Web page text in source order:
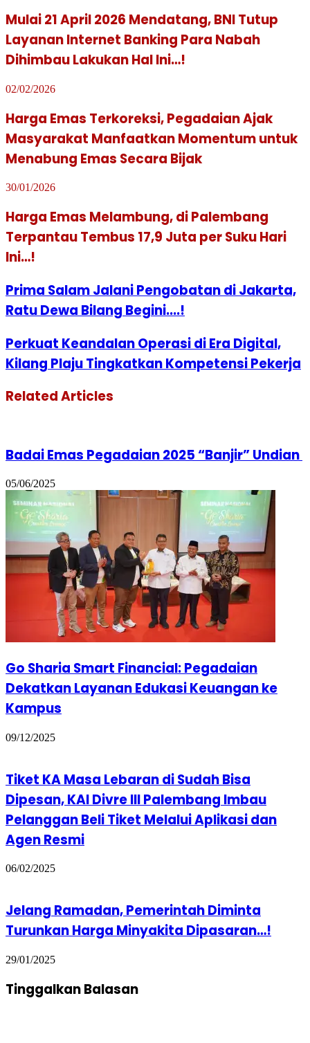
Mulai 21 April 2026 Mendatang, BNI Tutup
Layanan Internet Banking Para Nabah
Dihimbau Lakukan Hal Ini…!
02/02/2026
Harga Emas Terkoreksi, Pegadaian Ajak
Masyarakat Manfaatkan Momentum untuk
Menabung Emas Secara Bijak
30/01/2026
Harga Emas Melambung, di Palembang
Terpantau Tembus 17,9 Juta per Suku Hari
Ini…!
Prima Salam Jalani Pengobatan di Jakarta,
Ratu Dewa Bilang Begini....!
Perkuat Keandalan Operasi di Era Digital,
Kilang Plaju Tingkatkan Kompetensi Pekerja
Related Articles
Badai Emas Pegadaian 2025 “Banjir” Undian
05/06/2025
Go Sharia Smart Financial: Pegadaian
Dekatkan Layanan Edukasi Keuangan ke
Kampus
09/12/2025
Tiket KA Masa Lebaran di Sudah Bisa
Dipesan, KAI Divre III Palembang Imbau
Pelanggan Beli Tiket Melalui Aplikasi dan
Agen Resmi
06/02/2025
Jelang Ramadan, Pemerintah Diminta
Turunkan Harga Minyakita Dipasaran…!
29/01/2025
Tinggalkan Balasan